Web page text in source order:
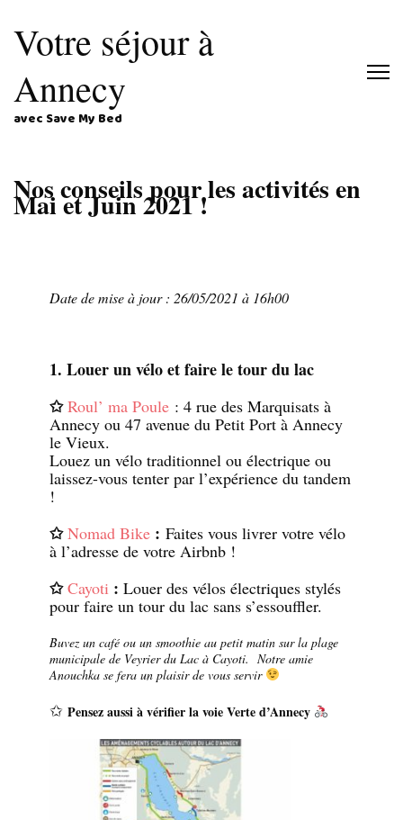
Votre séjour à
Annecy
avec Save My Bed
Nos conseils pour les activités en
Mai et Juin 2021 !
Date de mise à jour : 26/05/2021 à 16h00
1. Louer un vélo et faire le tour du lac
✩Roul’ ma Poule : 4 rue des Marquisats à
Annecy ou 47 avenue du Petit Port à Annecy
le Vieux.
Louez un vélo traditionnel ou électrique ou
laissez-vous tenter par l’expérience du tandem
!
✩Nomad Bike : Faites vous livrer votre vélo
à l’adresse de votre Airbnb !
✩Cayoti : Louer des vélos électriques stylés
pour faire un tour du lac sans s’essouffler.
Buvez un café ou un smoothie au petit matin sur la plage
municipale de Veyrier du Lac à Cayoti. Notre amie
Anouchka se fera un plaisir de vous servir
✩ Pensez aussi à vérifier la voie Verte d’Annecy